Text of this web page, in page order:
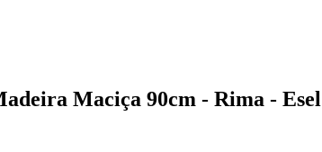
Maciça 90cm - Rima - Esel